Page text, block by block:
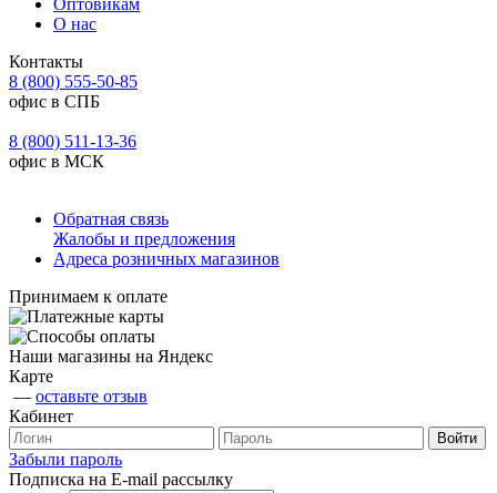
О нас
Контакты
8 (800) 555-50-85
офис в СПБ
8 (800) 511-13-36
офис в МСК
Обратная связь
Жалобы и предложения
Адреса розничных магазинов
Принимаем к оплате
Наши магазины на Яндекс
Карте
— оставьте отзыв
Кабинет
Забыли пароль
Подписка на E-mail рассылку